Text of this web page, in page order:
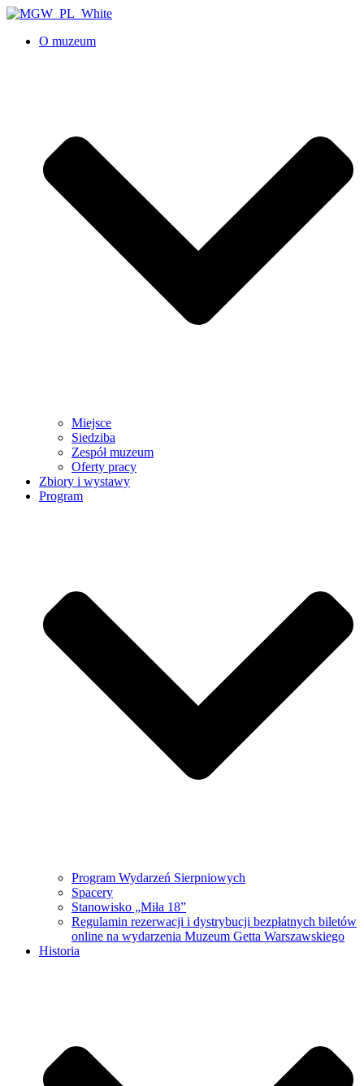
O muzeum
Miejsce
Siedziba
Zespół muzeum
Oferty pracy
Zbiory i wystawy
Program
Program Wydarzeń Sierpniowych
Spacery
Stanowisko „Miła 18”
Regulamin rezerwacji i dystrybucji bezpłatnych biletów
online na wydarzenia Muzeum Getta Warszawskiego
Historia